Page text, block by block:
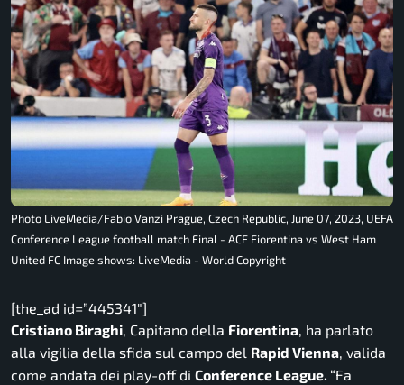
Photo LiveMedia/Fabio Vanzi Prague, Czech Republic, June 07, 2023, UEFA
Conference League football match Final - ACF Fiorentina vs West Ham
United FC Image shows: LiveMedia - World Copyright
[the_ad id=”445341″]
Cristiano Biraghi, Capitano della Fiorentina, ha parlato
alla vigilia della sfida sul campo del Rapid Vienna, valida
come andata dei play-off di Conference League. “Fa